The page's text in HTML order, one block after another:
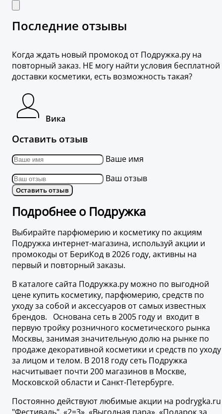
Последние отзывы
Когда ждать новый промокод от Подружка.ру на
повторный заказ. НЕ могу найти условия бесплатной
доставки косметики, есть возможность такая?
Вика
Оставить отзыв
Ваше имя
Ваш отзыв
Оставить отзыв
Подробнее о Подружка
Выбирайте парфюмерию и косметику по акциям
Подружка интернет-магазина, используй акции и
промокоды от БериКод в 2026 году, активны на
первый и повторный заказы.
В каталоге сайта Подружка.ру можно по выгодной
цене купить косметику, парфюмерию, средств по
уходу за собой и аксессуаров от самых известных
брендов. Основана сеть в 2005 году и входит в
первую тройку розничного косметического рынка
Москвы, занимая значительную долю на рынке по
продаже декоративной косметики и средств по уходу
за лицом и телом. В 2018 году сеть Подружка
насчитывает почти 200 магазинов в Москве,
Московской области и Санкт-Петербурге.
Постоянно действуют любимые акции на podrygka.ru